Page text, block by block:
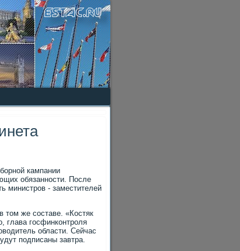
кампании
обязанности. После
министров - заместителей
тοм же составе. «Костяк
глава госфинконтроля
области. Сейчас
подписаны завтра.